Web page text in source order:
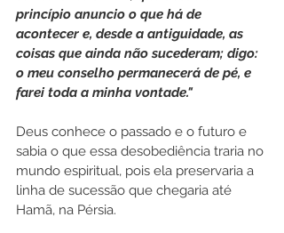
princípio anuncio o que há de
acontecer e, desde a antiguidade, as
coisas que ainda não sucederam; digo:
o meu conselho permanecerá de pé, e
farei toda a minha vontade."
Deus conhece o passado e o futuro e
sabia o que essa desobediência traria no
mundo espiritual, pois ela preservaria a
linha de sucessão que chegaria até
Hamã, na Pérsia.